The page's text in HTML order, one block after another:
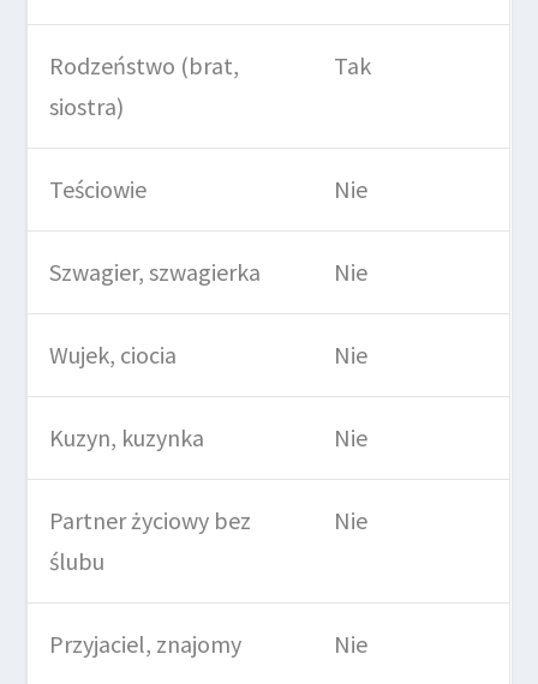
Rodzeństwo (brat,
siostra)
Tak
Teściowie Nie
Szwagier, szwagierka Nie
Wujek, ciocia Nie
Kuzyn, kuzynka Nie
Partner życiowy bez
ślubu
Nie
Przyjaciel, znajomy Nie